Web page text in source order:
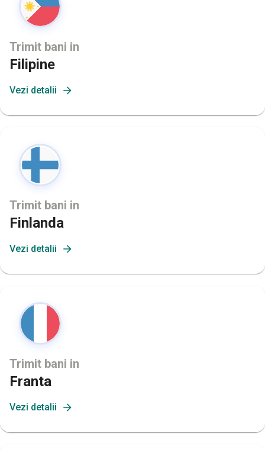
Trimit bani in
Filipine
Vezi detalii
Trimit bani in
Finlanda
Vezi detalii
Trimit bani in
Franta
Vezi detalii